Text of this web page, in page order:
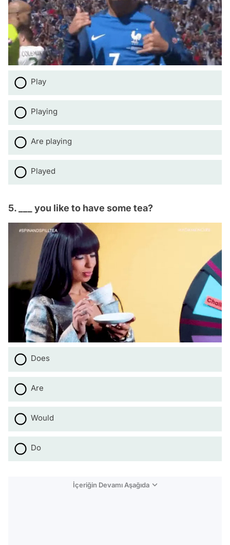
Play
Playing
Are playing
Played
5. ___ you like to have some tea?
Does
Are
Would
Do
İçeriğin Devamı Aşağıda